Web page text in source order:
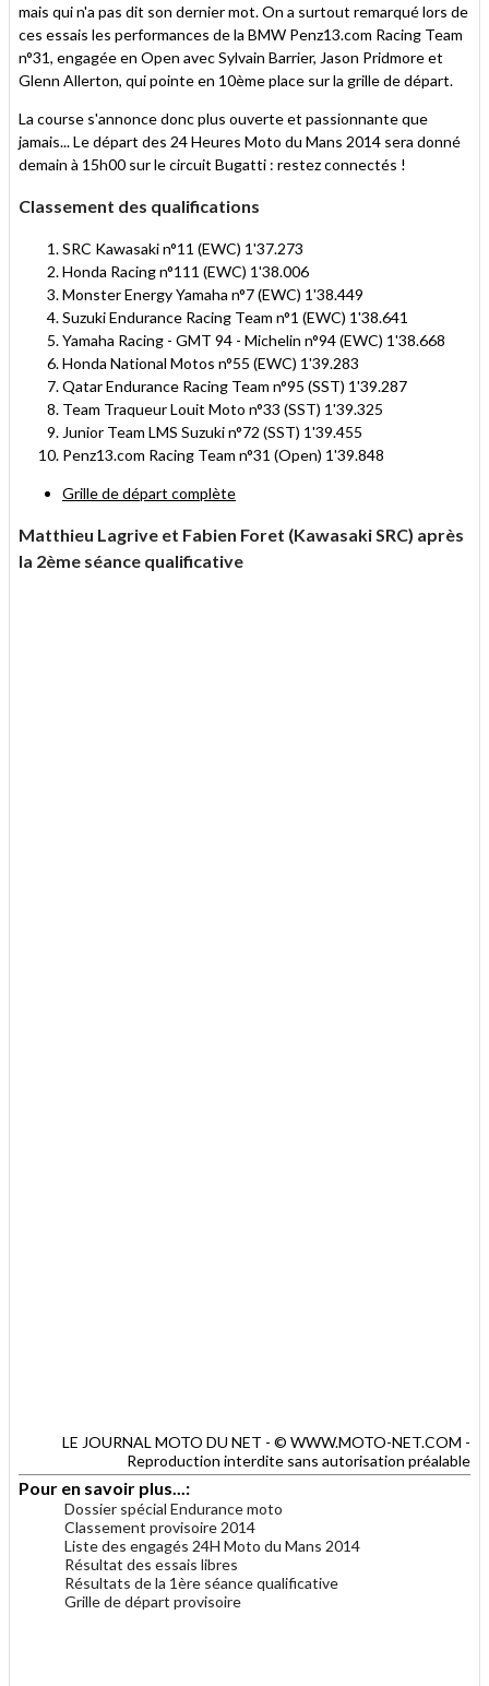
mais qui n'a pas dit son dernier mot. On a surtout remarqué lors de
ces essais les performances de la BMW Penz13.com Racing Team
n°31, engagée en Open avec Sylvain Barrier, Jason Pridmore et
Glenn Allerton, qui pointe en 10ème place sur la grille de départ.
La course s'annonce donc plus ouverte et passionnante que
jamais... Le départ des 24 Heures Moto du Mans 2014 sera donné
demain à 15h00 sur le circuit Bugatti : restez connectés !
Classement des qualifications
SRC Kawasaki n°11 (EWC) 1'37.273
Honda Racing n°111 (EWC) 1'38.006
Monster Energy Yamaha n°7 (EWC) 1'38.449
Suzuki Endurance Racing Team n°1 (EWC) 1'38.641
Yamaha Racing - GMT 94 - Michelin n°94 (EWC) 1'38.668
Honda National Motos n°55 (EWC) 1'39.283
Qatar Endurance Racing Team n°95 (SST) 1'39.287
Team Traqueur Louit Moto n°33 (SST) 1'39.325
Junior Team LMS Suzuki n°72 (SST) 1'39.455
Penz13.com Racing Team n°31 (Open) 1'39.848
Grille de départ complète
Matthieu Lagrive et Fabien Foret (Kawasaki SRC) après
la 2ème séance qualificative
LE JOURNAL MOTO DU NET - © WWW.MOTO-NET.COM -
Reproduction interdite sans autorisation préalable
Pour en savoir plus...:
Dossier spécial Endurance moto
Classement provisoire 2014
Liste des engagés 24H Moto du Mans 2014
Résultat des essais libres
Résultats de la 1ère séance qualificative
Grille de départ provisoire